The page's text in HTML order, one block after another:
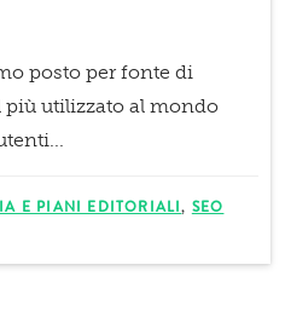
posto per fonte di
utilizzato al mondo
E PIANI EDITORIALI, SEO